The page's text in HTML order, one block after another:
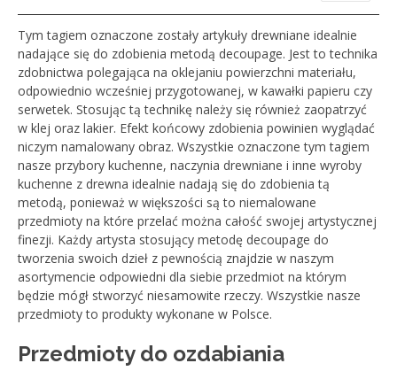
Tym tagiem oznaczone zostały artykuły drewniane idealnie
nadające się do zdobienia metodą decoupage. Jest to technika
zdobnictwa polegająca na oklejaniu powierzchni materiału,
odpowiednio wcześniej przygotowanej, w kawałki papieru czy
serwetek. Stosując tą technikę należy się również zaopatrzyć
w klej oraz lakier. Efekt końcowy zdobienia powinien wyglądać
niczym namalowany obraz. Wszystkie oznaczone tym tagiem
nasze przybory kuchenne, naczynia drewniane i inne wyroby
kuchenne z drewna idealnie nadają się do zdobienia tą
metodą, ponieważ w większości są to niemalowane
przedmioty na które przelać można całość swojej artystycznej
finezji. Każdy artysta stosujący metodę decoupage do
tworzenia swoich dzieł z pewnością znajdzie w naszym
asortymencie odpowiedni dla siebie przedmiot na którym
będzie mógł stworzyć niesamowite rzeczy. Wszystkie nasze
przedmioty to produkty wykonane w Polsce.
Przedmioty do ozdabiania